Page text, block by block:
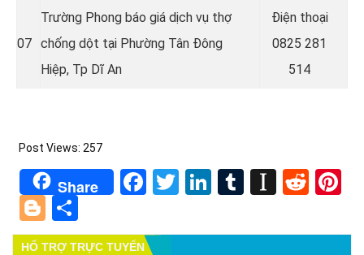
07
Trường Phong báo giá dịch vụ thợ
chống dột tại Phường Tân Đông
Hiệp, Tp Dĩ An
Điện thoại
0825 281
514
Post Views: 257
Share Facebook
TwitterLinkedIn
Tumblr
Blogger
HỔ TRỢ TRỰC TUYẾN